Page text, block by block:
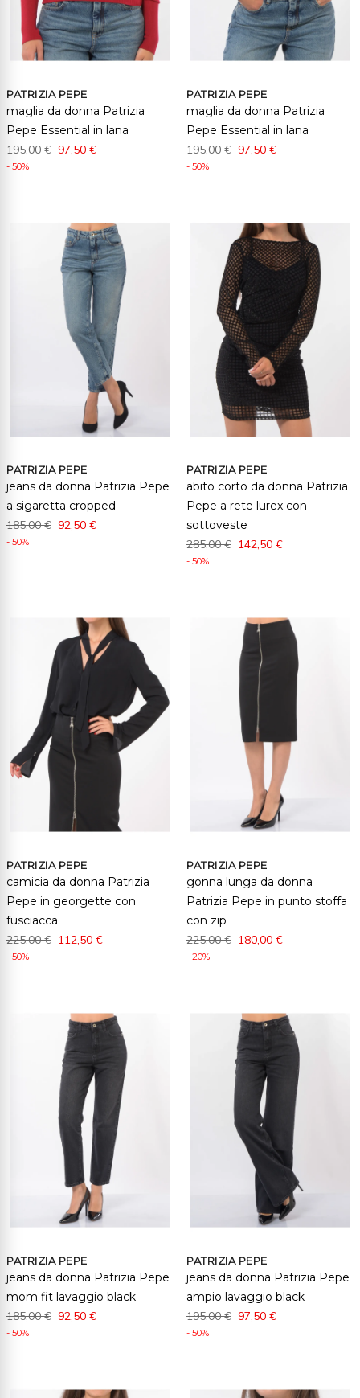
PATRIZIA PEPE
maglia da donna Patrizia
Pepe Essential in lana
195,00 € 97,50 €
- 50%
PATRIZIA PEPE
maglia da donna Patrizia
Pepe Essential in lana
195,00 € 97,50 €
- 50%
PATRIZIA PEPE
jeans da donna Patrizia Pepe
a sigaretta cropped
185,00 € 92,50 €
- 50%
PATRIZIA PEPE
abito corto da donna Patrizia
Pepe a rete lurex con
sottoveste
285,00 € 142,50 €
- 50%
PATRIZIA PEPE
camicia da donna Patrizia
Pepe in georgette con
fusciacca
225,00 € 112,50 €
- 50%
PATRIZIA PEPE
gonna lunga da donna
Patrizia Pepe in punto stoffa
con zip
225,00 € 180,00 €
- 20%
PATRIZIA PEPE
jeans da donna Patrizia Pepe
mom fit lavaggio black
185,00 € 92,50 €
- 50%
PATRIZIA PEPE
jeans da donna Patrizia Pepe
ampio lavaggio black
195,00 € 97,50 €
- 50%